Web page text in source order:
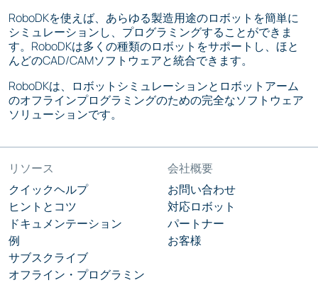
RoboDKを使えば、あらゆる製造用途のロボットを簡単に
シミュレーションし、プログラミングすることができま
す。RoboDKは多くの種類のロボットをサポートし、ほと
んどのCAD/CAMソフトウェアと統合できます。
RoboDKは、ロボットシミュレーションとロボットアーム
のオフラインプログラミングのための完全なソフトウェア
ソリューションです。
リソース
クイックヘルプ
ヒントとコツ
ドキュメンテーション
例
サブスクライブ
オフライン・プログラミン
会社概要
お問い合わせ
対応ロボット
パートナー
お客様